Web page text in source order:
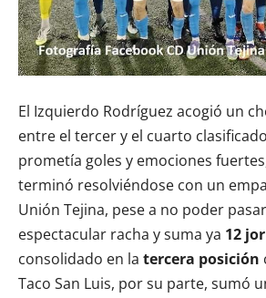
El Izquierdo Rodríguez acogió un
entre el tercer y el cuarto
prometía goles y emociones
terminó resolviéndose con un
Unión Tejina, pese a no poder
espectacular racha y suma ya 12
consolidado en la tercera posición
Taco San Luis, por su parte, sumó